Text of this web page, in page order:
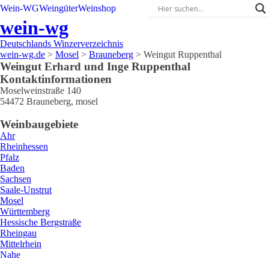
Wein-WGWeingüterWeinshop
wein-wg
Deutschlands Winzerverzeichnis
wein-wg.de > Mosel > Brauneberg > Weingut Ruppenthal
Weingut Erhard und Inge Ruppenthal
Kontaktinformationen
Moselweinstraße 140
54472 Brauneberg, mosel
Weinbaugebiete
Ahr
Rheinhessen
Pfalz
Baden
Sachsen
Saale-Unstrut
Mosel
Württemberg
Hessische Bergstraße
Rheingau
Mittelrhein
Nahe